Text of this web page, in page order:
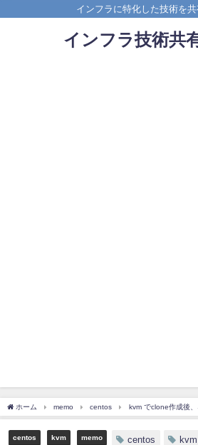
インフラに特化した技術を共
インフラ技術共
ホーム memo centos kvm でclone作成後
centos kvm memo centos kvm